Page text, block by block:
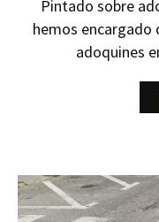
Pintado sobre
hemos encargado
adoquines